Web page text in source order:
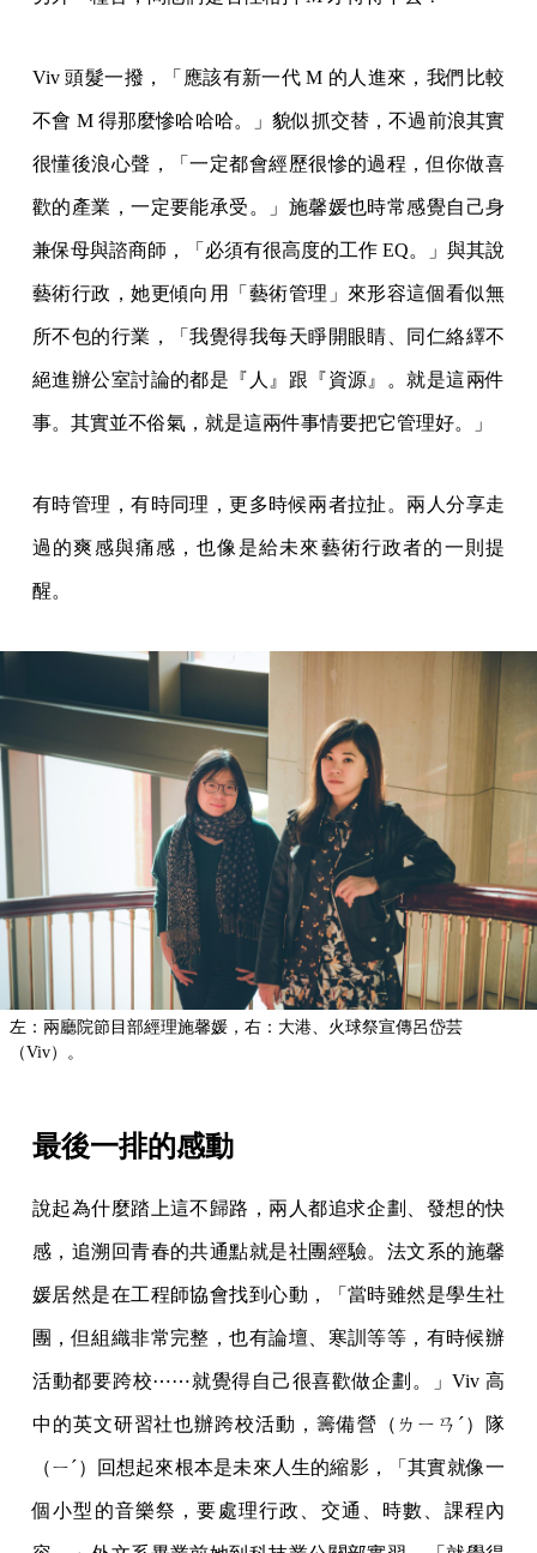
Viv 頭髮一撥，「應該有新一代 M 的人進來，我們比較
不會 M 得那麼慘哈哈哈。」貌似抓交替，不過前浪其實
很懂後浪心聲，「一定都會經歷很慘的過程，但你做喜
歡的產業，一定要能承受。」施馨媛也時常感覺自己身
兼保母與諮商師，「必須有很高度的工作 EQ。」與其說
藝術行政，她更傾向用「藝術管理」來形容這個看似無
所不包的行業，「我覺得我每天睜開眼睛、同仁絡繹不
絕進辦公室討論的都是『人』跟『資源』。就是這兩件
事。其實並不俗氣，就是這兩件事情要把它管理好。」
有時管理，有時同理，更多時候兩者拉扯。兩人分享走
過的爽感與痛感，也像是給未來藝術行政者的一則提
醒。
左：兩廳院節目部經理施馨媛，右：大港、火球祭宣傳呂岱芸
（Viv）。
最後一排的感動
說起為什麼踏上這不歸路，兩人都追求企劃、發想的快
感，追溯回青春的共通點就是社團經驗。法文系的施馨
媛居然是在工程師協會找到心動，「當時雖然是學生社
團，但組織非常完整，也有論壇、寒訓等等，有時候辦
活動都要跨校⋯⋯就覺得自己很喜歡做企劃。」Viv 高
中的英文研習社也辦跨校活動，籌備營（ㄌㄧㄢˊ）隊
（ㄧˊ）回想起來根本是未來人生的縮影，「其實就像一
個小型的音樂祭，要處理行政、交通、時數、課程內